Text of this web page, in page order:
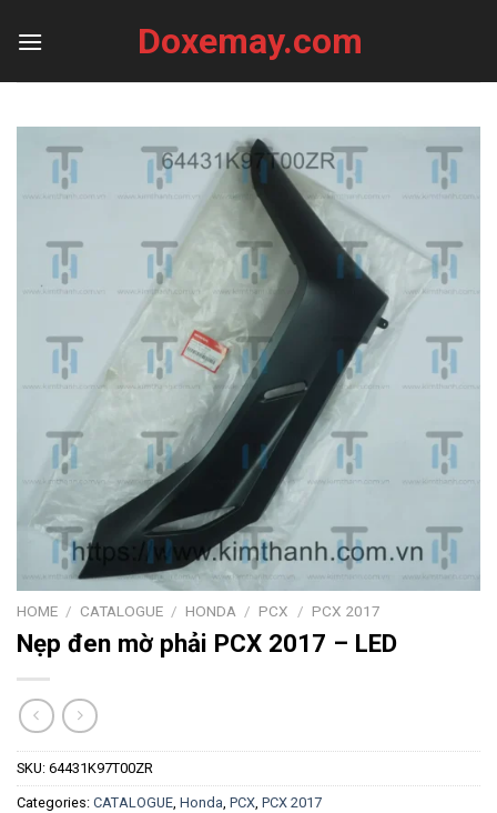
Doxemay.com
HOME / CATALOGUE / HONDA / PCX / PCX 2017
Nẹp đen mờ phải PCX 2017 – LED
SKU: 64431K97T00ZR
Categories: CATALOGUE, Honda, PCX, PCX 2017